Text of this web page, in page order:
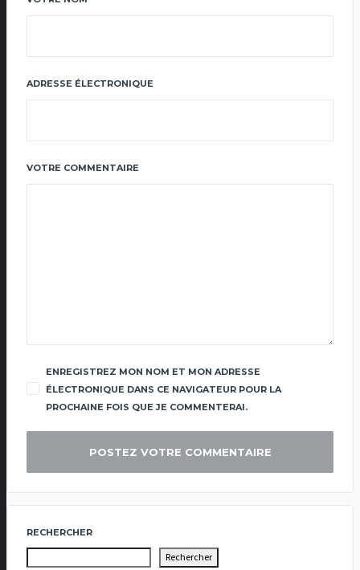
ADRESSE ÉLECTRONIQUE
VOTRE COMMENTAIRE
ENREGISTREZ MON NOM ET MON ADRESSE
ÉLECTRONIQUE DANS CE NAVIGATEUR POUR LA
PROCHAINE FOIS QUE JE COMMENTERAI.
RECHERCHER
Rechercher